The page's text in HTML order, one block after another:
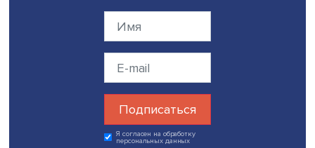
жесткая внешняя среда, не смягчаемая воспитанием,
негативно влияет как на когнитивное развитие
подростка, так и на его будущее поведение, включая
проявления агрессивности. При этом влияние
семье оказывается неоднозначным: при
эмоциональной атмосфере она способствует развитию
эмпатии и склонности к помощи, а при
напротив, может усиливать склонность к агрессии и
проявлениям асоциального поведения, а также